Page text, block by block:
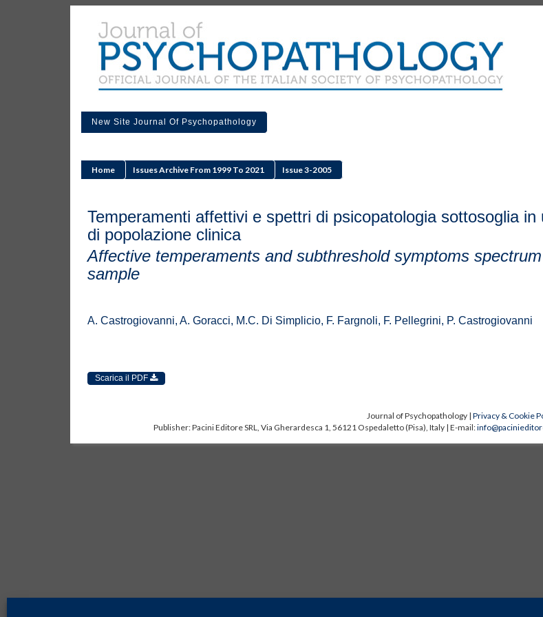
New Site Journal Of Psychopathology
Home Issues Archive From 1999 To 2021 Issue 3-2005
Temperamenti affettivi e spettri di psicopatologia sottosoglia in
di popolazione clinica
Affective temperaments and subthreshold symptoms
sample
A. Castrogiovanni, A. Goracci, M.C. Di Simplicio, F. Fargnoli, F. Pellegrini, P. Castrogiovanni
Scarica il PDF
Journal of Psychopathology | Privacy & Cookie
Publisher: Pacini Editore SRL, Via Gherardesca 1, 56121 Ospedaletto (Pisa), Italy | E-mail: